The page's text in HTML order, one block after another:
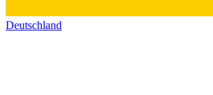
Deutschland